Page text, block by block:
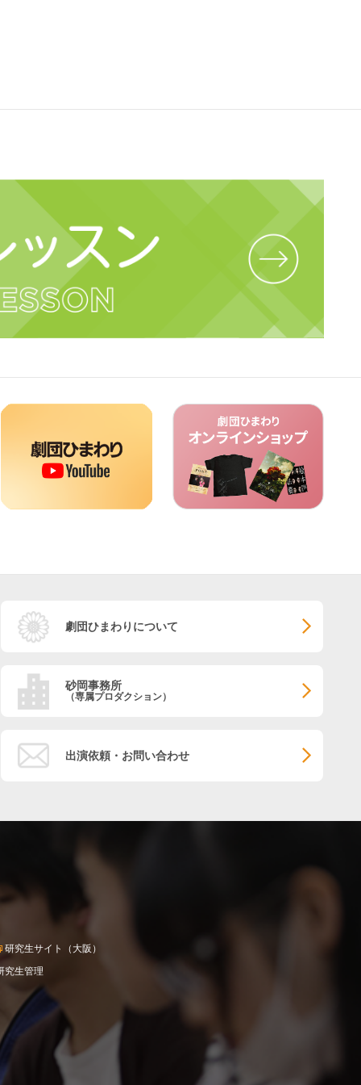
劇団ひまわりについて
砂岡事務所
（専属プロダクション）
出演依頼・お問い合わせ
研究生サイト（大阪）
究生管理